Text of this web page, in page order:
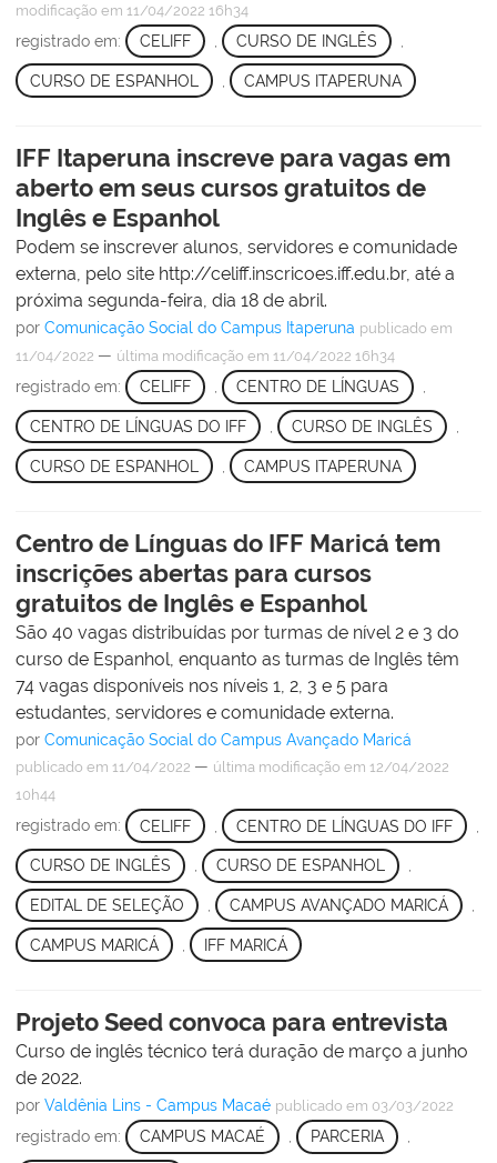
modificação em 11/04/2022 16h34
registrado em: CELIFF CURSO DE INGLÊS
CURSO DE ESPANHOL CAMPUS ITAPERUNA
IFF Itaperuna inscreve para vagas em
aberto em seus cursos gratuitos de
Inglês e Espanhol
Podem se inscrever alunos, servidores e comunidade
externa, pelo site http://celiff.inscricoes.iff.edu.br, até a
próxima segunda-feira, dia 18 de abril.
por Comunicação Social do Campus Itaperuna publicado em
11/04/2022 — última modificação em 11/04/2022 16h34
registrado em: CELIFF , CENTRO DE LÍNGUAS ,
CENTRO DE LÍNGUAS DO IFF CURSO DE INGLÊS
CURSO DE ESPANHOL CAMPUS ITAPERUNA
Centro de Línguas do IFF Maricá tem
inscrições abertas para cursos
gratuitos de Inglês e Espanhol
São 40 vagas distribuídas por turmas de nível 2 e 3 do
curso de Espanhol, enquanto as turmas de Inglês têm
74 vagas disponíveis nos níveis 1, 2, 3 e 5 para
estudantes, servidores e comunidade externa.
por Comunicação Social do Campus Avançado Maricá
publicado em 11/04/2022 — última modificação em 12/04/2022
10h44
registrado em: CELIFF CENTRO DE LÍNGUAS DO IFF
CURSO DE INGLÊS , CURSO DE ESPANHOL ,
EDITAL DE SELEÇÃO CAMPUS AVANÇADO MARICÁ
CAMPUS MARICÁ IFF MARICÁ
Projeto Seed convoca para entrevista
Curso de inglês técnico terá duração de março a junho
de 2022.
por Valdênia Lins - Campus Macaé publicado em 03/03/2022
registrado em: CAMPUS MACAÉ , PARCERIA ,